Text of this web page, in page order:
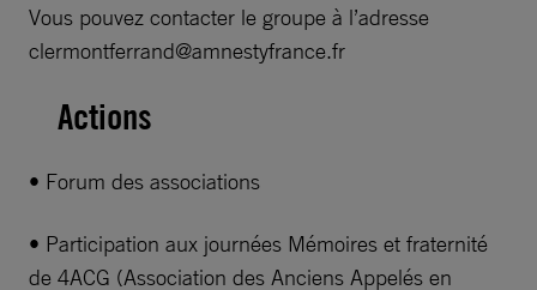
Vous pouvez contacter le groupe à l’adresse
clermontferrand@amnestyfrance.fr
Actions
• Forum des associations
• Participation aux journées Mémoires et fraternité
de 4ACG (Association des Anciens Appelés en